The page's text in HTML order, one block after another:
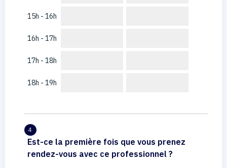
15h - 16h
16h - 17h
17h - 18h
18h - 19h
4
Est-ce la première fois que vous prenez
rendez-vous avec ce professionnel ?